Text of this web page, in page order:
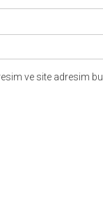
ve site adresim bu